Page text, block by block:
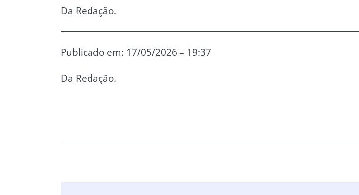
Da Redação.
Publicado em: 17/05/2026 – 19:37
Da Redação.